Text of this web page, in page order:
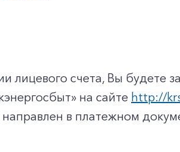
счета, Вы будете
на сайте http://
в платежном